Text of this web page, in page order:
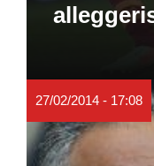
27/02/2014 - 17:08